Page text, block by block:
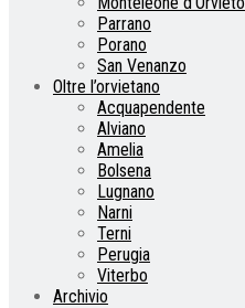
Parrano
Porano
San Venanzo
Oltre l’orvietano
Acquapendente
Alviano
Amelia
Bolsena
Lugnano
Narni
Terni
Perugia
Viterbo
Archivio